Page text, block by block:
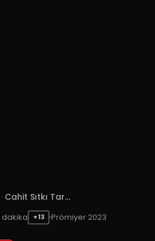
· Cahit Sıtkı Tar...
dakika +13 Prömiyer 2023